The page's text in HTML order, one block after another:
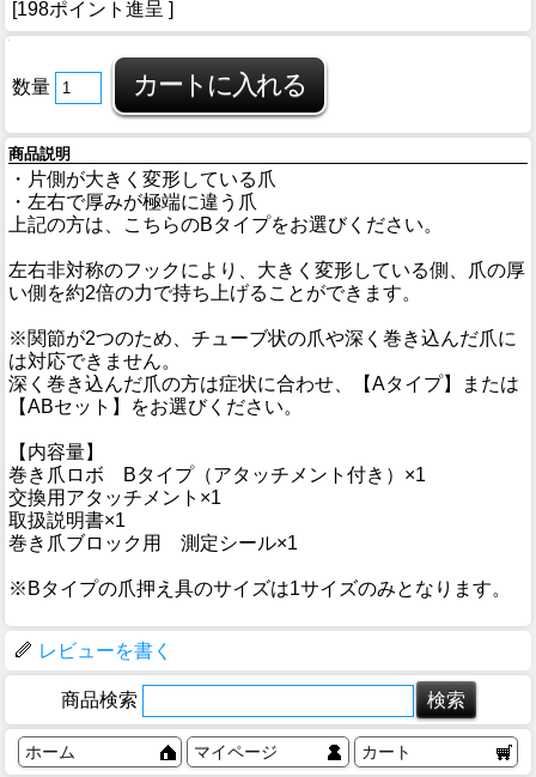
[198ポイント進呈 ]
数量
商品説明
・片側が大きく変形している爪
・左右で厚みが極端に違う爪
上記の方は、こちらのBタイプをお選びください。
左右非対称のフックにより、大きく変形している側、爪の厚
い側を約2倍の力で持ち上げることができます。
※関節が2つのため、チューブ状の爪や深く巻き込んだ爪に
は対応できません。
深く巻き込んだ爪の方は症状に合わせ、【Aタイプ】または
【ABセット】をお選びください。
【内容量】
巻き爪ロボ Bタイプ（アタッチメント付き）×1
交換用アタッチメント×1
取扱説明書×1
巻き爪ブロック用 測定シール×1
※Bタイプの爪押え具のサイズは1サイズのみとなります。
レビューを書く
商品検索
ホーム マイページ カート